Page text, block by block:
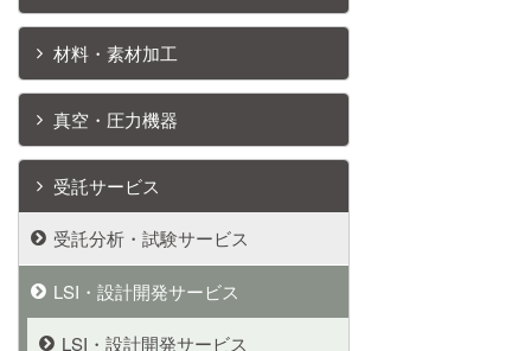
材料・素材加工
真空・圧力機器
受託サービス
受託分析・試験サービス
LSI・設計開発サービス
LSI・設計開発サービス